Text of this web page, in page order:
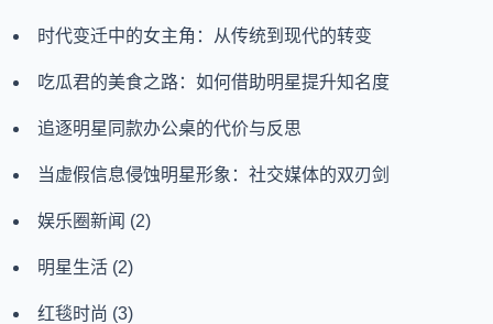
时代变迁中的女主角：从传统到现代的转变
吃瓜君的美食之路：如何借助明星提升知名度
追逐明星同款办公桌的代价与反思
当虚假信息侵蚀明星形象：社交媒体的双刃剑
娱乐圈新闻 (2)
明星生活 (2)
红毯时尚 (3)